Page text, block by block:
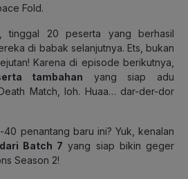
Fold.
tinggal 20 peserta yang berhasil
di babak selanjutnya. Ets, bukan
Karena di episode berikutnya,
tambahan yang siap adu
Match , loh. Huaa… dar-der-dor
40 penantang baru ini? Yuk, kenalan
Batch 7 yang siap bikin geger
Season 2!